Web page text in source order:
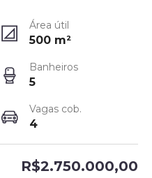
Área útil
500 m²
Banheiros
5
Vagas cob.
4
R$2.750.000,00